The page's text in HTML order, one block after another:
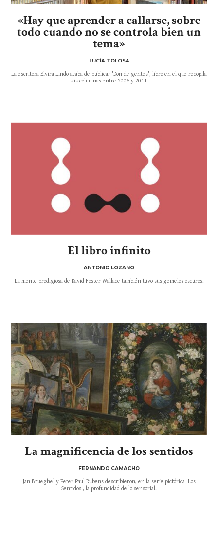
«Hay que aprender a callarse, sobre
todo cuando no se controla bien un
tema»
LUCÍA TOLOSA
La escritora Elvira Lindo acaba de publicar 'Don de gentes', libro en el que recopila
sus columnas entre 2006 y 2011.
El libro infinito
ANTONIO LOZANO
La mente prodigiosa de David Foster Wallace también tuvo sus gemelos oscuros.
La magnificencia de los sentidos
FERNANDO CAMACHO
Jan Brueghel y Peter Paul Rubens describieron, en la serie pictórica 'Los
Sentidos', la profundidad de lo sensorial.